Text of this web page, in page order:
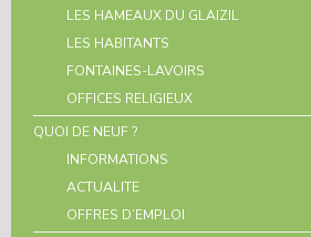
LES HAMEAUX DU GLAIZIL
LES HABITANTS
FONTAINES-LAVOIRS
OFFICES RELIGIEUX
QUOI DE NEUF ?
INFORMATIONS
ACTUALITE
OFFRES D’EMPLOI